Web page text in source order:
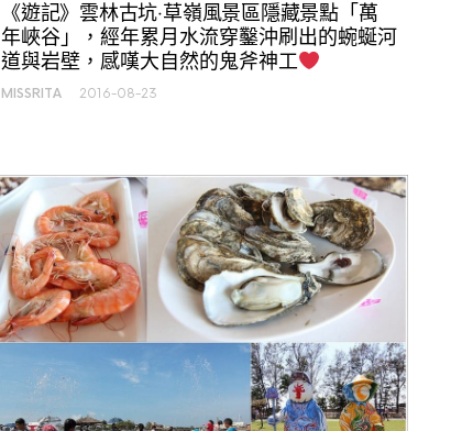
《遊記》雲林古坑‧草嶺風景區隱藏景點「萬
年峽谷」，經年累月水流穿鑿沖刷出的蜿蜒河
道與岩壁，感嘆大自然的鬼斧神工
MISSRITA 2016-08-23